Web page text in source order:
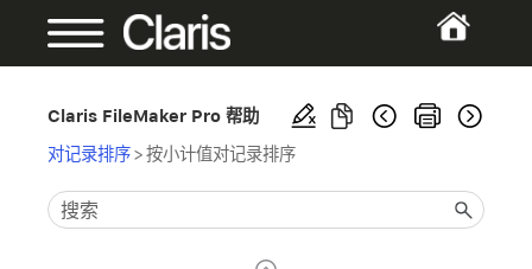
Claris FileMaker Pro 帮助
对记录排序>按小计值对记录排序